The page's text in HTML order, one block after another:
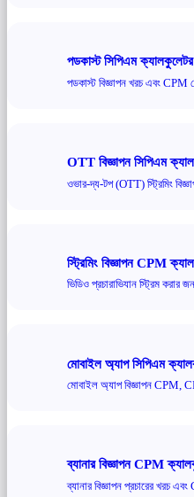
পডকাস্ট সিপিএম ক্যালকুলেটর
পডকাস্ট বিজ্ঞাপন খরচ এবং CPM
OTT বিজ্ঞাপন সিপিএম
ওভার-দ্য-টপ (OTT) স্ট্রিমিং
স্ট্রিমিং বিজ্ঞাপন CPM
ভিডিও প্রচারাভিযান স্ট্রিম
মোবাইল অ্যাপ সিপিএম
মোবাইল অ্যাপ বিজ্ঞাপন CPM,
ব্যানার বিজ্ঞাপন CPM
ব্যানার বিজ্ঞাপন প্রচারের খরচ